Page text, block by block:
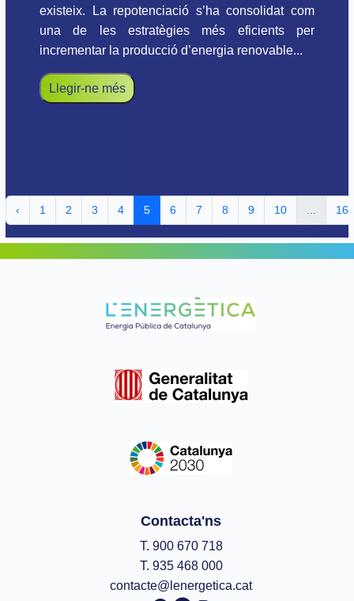
existeix. La repotenciació s’ha consolidat com
una de les estratègies més eficients per
incrementar la producció d’energia renovable...
Llegir-ne més
‹ 1 2 3 4 5 6 7 8 9 10 16
Contacta'ns
T. 900 670 718
T. 935 468 000
contacte@lenergetica.cat